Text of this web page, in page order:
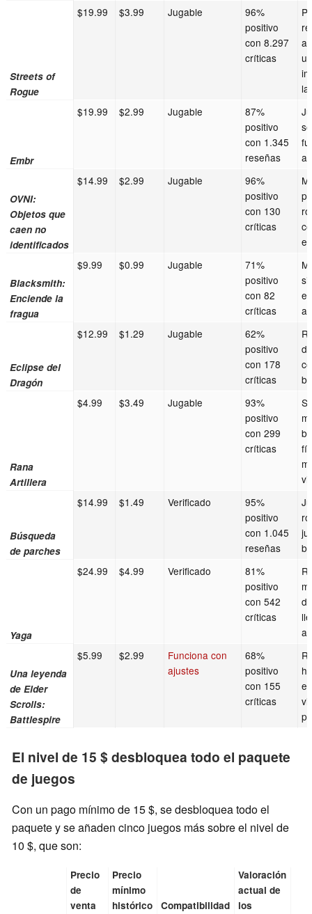
Streets of
Rogue
$19.99 $3.99 Jugable
96%
positivo
con 8.297
críticas
Embr
$19.99 $2.99 Jugable
87%
positivo
con 1.345
reseñas
OVNI:
Objetos que
caen no
identificados
$14.99 $2.99 Jugable
96%
positivo
con 130
críticas
Blacksmith:
Enciende la
fragua
$9.99 $0.99 Jugable
71%
positivo
con 82
críticas
Eclipse del
Dragón
$12.99 $1.29 Jugable
62%
positivo
con 178
críticas
Rana
Artillera
$4.99 $3.49 Jugable
93%
positivo
con 299
críticas
Búsqueda
de parches
$14.99 $1.49 Verificado
95%
positivo
con 1.045
reseñas
Yaga
$24.99 $4.99 Verificado
81%
positivo
con 542
críticas
Una leyenda
de Elder
Scrolls:
Battlespire
$5.99 $2.99
Funciona con
ajustes
68%
positivo
con 155
críticas
El nivel de 15 $ desbloquea todo el paquete
de juegos
Con un pago mínimo de 15 $, se desbloquea todo el
paquete y se añaden cinco juegos más sobre el nivel de
10 $, que son:
Precio
de
venta
Precio
mínimo
histórico
Compatibilidad
Valoración
actual de
los